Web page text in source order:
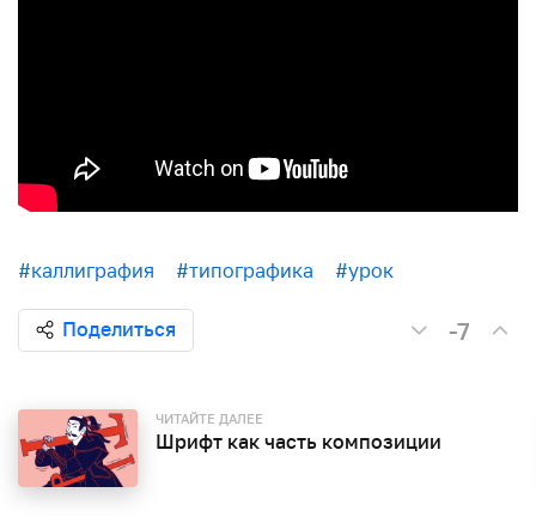
#каллиграфия #типографика #урок
Поделиться -7
ЧИТАЙТЕ ДАЛЕЕ
Шрифт как часть композиции